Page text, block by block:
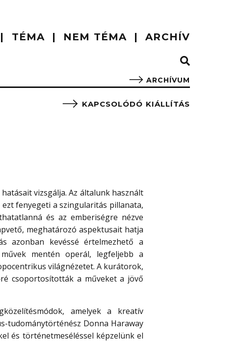
TÉMA NEM TÉMA ARCHÍV
ARCHÍVUM
KAPCSOLÓDÓ KIÁLLÍTÁS
vizsgálja. Az általunk használt
fenyegeti a szingularitás pillanata,
és az emberiségre nézve
meghatározó aspektusait hatja
azonban kevéssé értelmezhető a
mentén operál, legfeljebb a
világnézetet. A kurátorok,
csoportosították a műveket a jövő
amelyek a kreatív
tudománytörténész Donna Haraway
és történetmeséléssel képzelünk el